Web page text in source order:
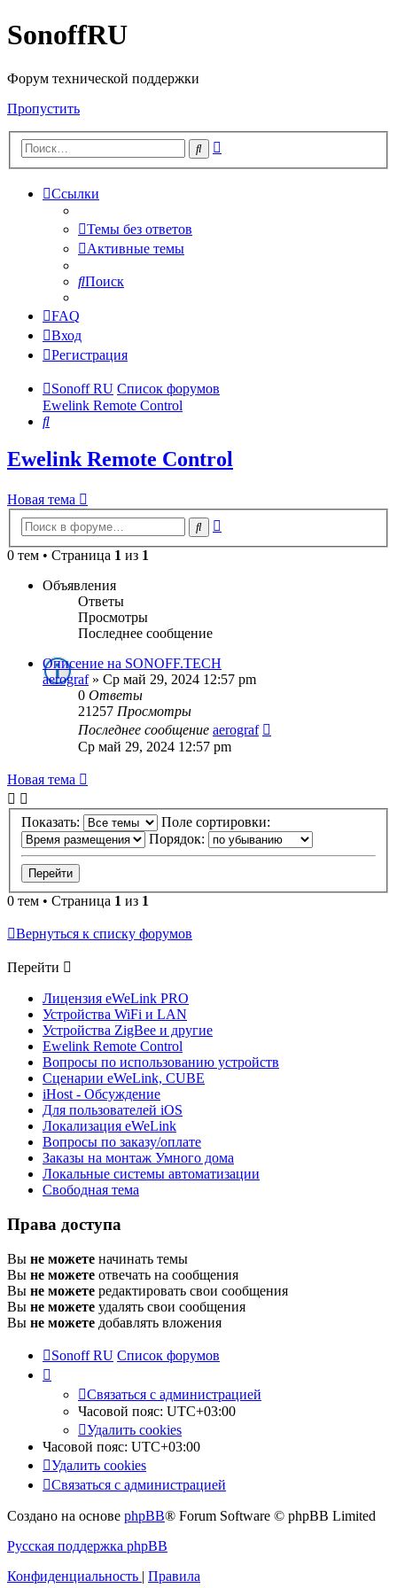
SonoffRU
Форум технической поддержки
Пропустить
Поиск
Ссылки
Темы без ответов
Активные темы
Поиск
FAQ
Вход
Регистрация
Sonoff RU Список форумов
Ewelink Remote Control
Поиск
Ewelink Remote Control
Новая тема
Поиск
0 тем • Страница 1 из 1
Объявления
Ответы
Просмотры
Последнее сообщение
Описение на SONOFF.TECH
aerograf» Ср май 29, 2024 12:57 pm
0 Ответы
21257 Просмотры
Последнее сообщение aerograf
Ср май 29, 2024 12:57 pm
Новая тема
Показать:
Поле сортировки:
Порядок:
0 тем • Страница 1 из 1
Вернуться к списку форумов
Перейти
Лицензия eWeLink PRO
Устройства WiFi и LAN
Устройства ZigBee и другие
Ewelink Remote Control
Вопросы по использованию устройств
Сценарии eWeLink, CUBE
iHost - Обсуждение
Для пользователей iOS
Локализация eWeLink
Вопросы по заказу/оплате
Заказы на монтаж Умного дома
Локальные системы автоматизации
Свободная тема
Права доступа
Вы не можете начинать темы
Вы не можете отвечать на сообщения
Вы не можете редактировать свои сообщения
Вы не можете удалять свои сообщения
Вы не можете добавлять вложения
Sonoff RU Список форумов
Связаться с администрацией
Часовой пояс: UTC+03:00
Удалить cookies
Часовой пояс: UTC+03:00
Удалить cookies
Связаться с администрацией
Создано на основе phpBB® Forum Software © phpBB Limited
Русская поддержка phpBB
Конфиденциальность | Правила